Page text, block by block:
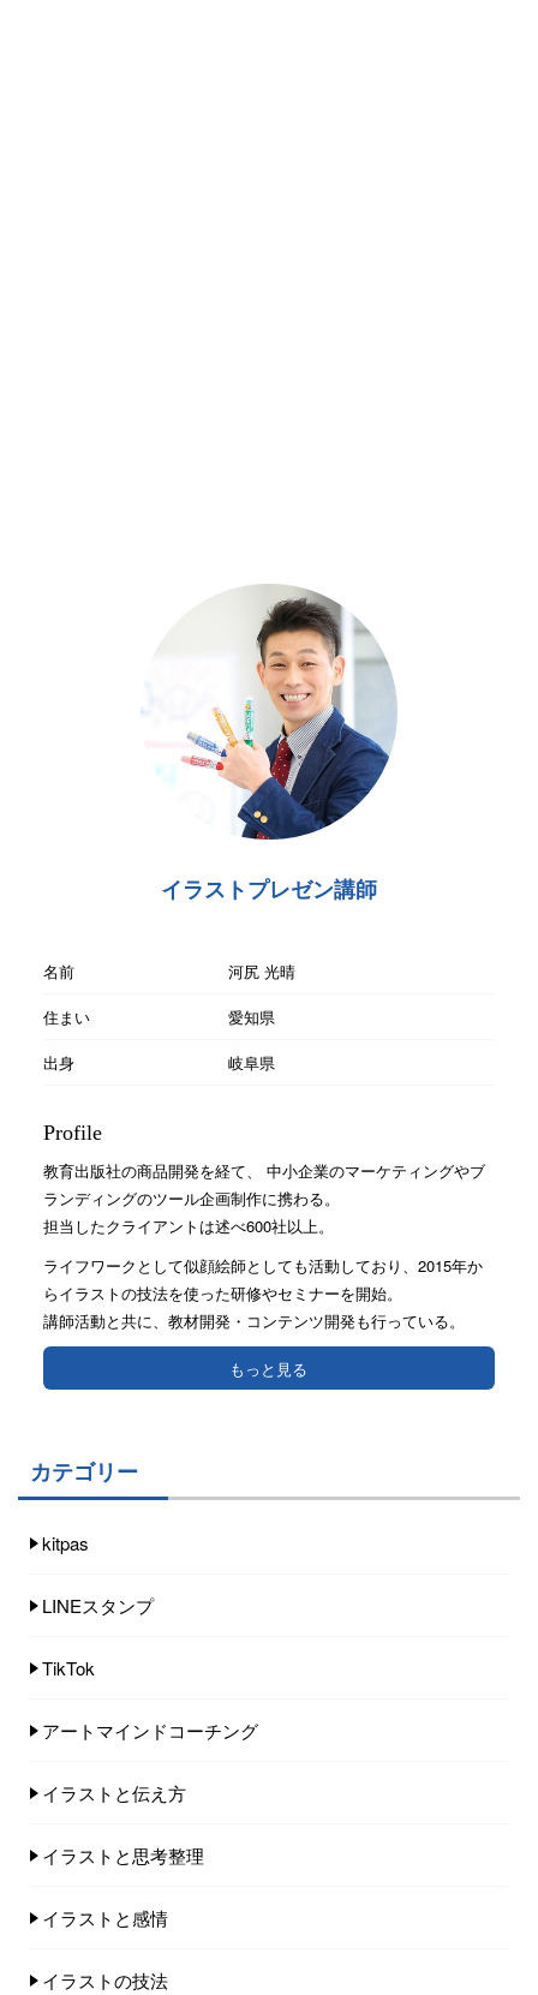
イラストプレゼン講師
名前
河尻 光晴
住まい
愛知県
出身
岐阜県
Profile
教育出版社の商品開発を経て、 中小企業のマーケティングやブ
ランディングのツール企画制作に携わる。
担当したクライアントは述べ600社以上。
ライフワークとして似顔絵師としても活動しており、2015年か
らイラストの技法を使った研修やセミナーを開始。
講師活動と共に、教材開発・コンテンツ開発も行っている。
もっと見る
カテゴリー
kitpas
LINEスタンプ
TikTok
アートマインドコーチング
イラストと伝え方
イラストと思考整理
イラストと感情
イラストの技法